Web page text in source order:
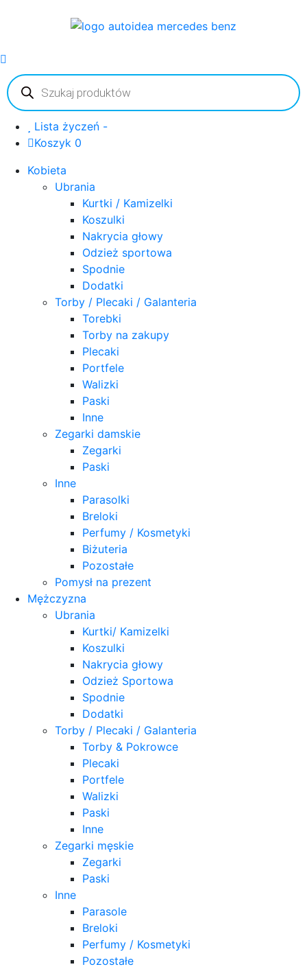
Wyszukiwarka
produktów
Lista życzeń -
Koszyk 0
Kobieta
Ubrania
Kurtki / Kamizelki
Koszulki
Nakrycia głowy
Odzież sportowa
Spodnie
Dodatki
Torby / Plecaki / Galanteria
Torebki
Torby na zakupy
Plecaki
Portfele
Walizki
Paski
Inne
Zegarki damskie
Zegarki
Paski
Inne
Parasolki
Breloki
Perfumy / Kosmetyki
Biżuteria
Pozostałe
Pomysł na prezent
Mężczyzna
Ubrania
Kurtki/ Kamizelki
Koszulki
Nakrycia głowy
Odzież Sportowa
Spodnie
Dodatki
Torby / Plecaki / Galanteria
Torby & Pokrowce
Plecaki
Portfele
Walizki
Paski
Inne
Zegarki męskie
Zegarki
Paski
Inne
Parasole
Breloki
Perfumy / Kosmetyki
Pozostałe